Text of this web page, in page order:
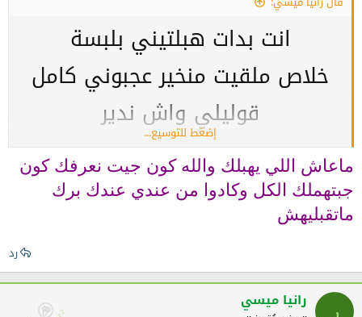
انت بدات هبلتيني بلبسة
خلاص ملقيت منخير عجبوني كامل
قوليلي واش ندير
شكرا حبيبتي
إضغط للتوسيع...
ماعاش اللي يهبلك والله كون جيت نعرفك كون
جبتهملك الكل وكادوا من عندي عندك برك
ماتقبليهش
رد
ر رانيا ميسي